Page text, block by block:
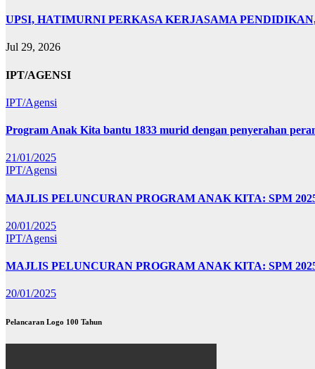
UPSI, HATIMURNI PERKASA KERJASAMA
Jul 29, 2026
IPT/AGENSI
IPT/Agensi
Program Anak Kita bantu 1833 murid dengan penyerahan
21/01/2025
IPT/Agensi
MAJLIS PELUNCURAN PROGRAM ANAK KITA: SPM
20/01/2025
IPT/Agensi
MAJLIS PELUNCURAN PROGRAM ANAK KITA: SPM
20/01/2025
Pelancaran Logo 100 Tahun